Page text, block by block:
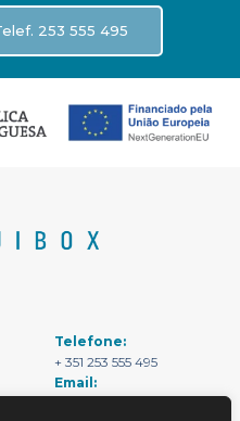
253 555 495
Telefone:
+ 351 253 555 495
Email: